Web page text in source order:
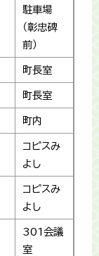
駐車場
（彰忠碑
前）
町長室
町長室
町内
コピスみ
よし
コピスみ
よし
301会議
室